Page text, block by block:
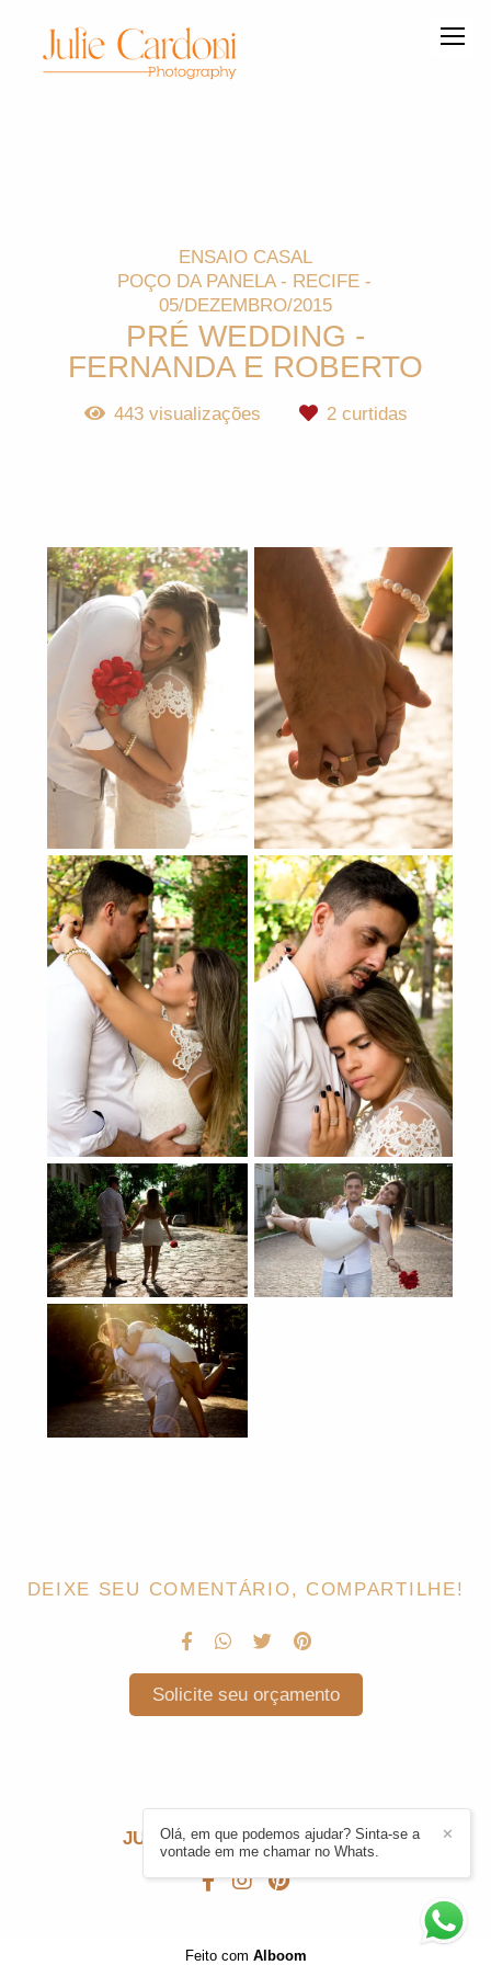
ENSAIO CASAL
POÇO DA PANELA - RECIFE
05/DEZEMBRO/2015
PRÉ WEDDING -
FERNANDA E ROBERTO
443visualizações 2curtidas
DEIXE SEU COMENTÁRIO, COMPARTILHE!
Solicite seu orçamento
JULIE CARDONI/CONTATO ✕
Olá, em que podemos ajudar? Sinta-se a
vontade em me chamar no Whats.
Feito com Alboom